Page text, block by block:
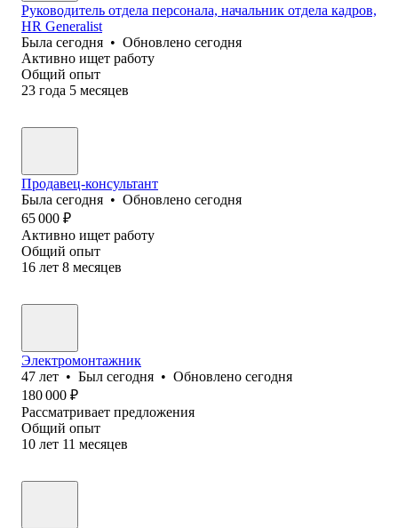
Руководитель отдела персонала, начальник отдела кадров,
HR Generalist
Была сегодня • Обновлено сегодня
Активно ищет работу
Общий опыт
23 года 5 месяцев
Продавец-консультант
Была сегодня • Обновлено сегодня
65 000 ₽
Активно ищет работу
Общий опыт
16 лет 8 месяцев
Электромонтажник
47 лет • Был сегодня • Обновлено сегодня
180 000 ₽
Рассматривает предложения
Общий опыт
10 лет 11 месяцев